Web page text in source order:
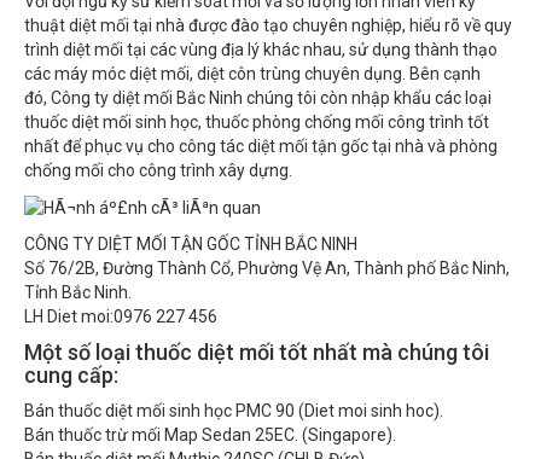
thuật diệt mối tại nhà được đào tạo chuyên nghiệp, hiểu rõ về quy
trình diệt mối tại các vùng địa lý khác nhau, sử dụng thành thạo
các máy móc diệt mối, diệt côn trùng chuyên dụng. Bên cạnh
đó, Công ty diệt mối Bắc Ninh chúng tôi còn nhập khẩu các loại
thuốc diệt mối sinh học, thuốc phòng chống mối công trình tốt
nhất để phục vụ cho công tác diệt mối tận gốc tại nhà và phòng
chống mối cho công trình xây dựng.
CÔNG TY DIỆT MỐI TẬN GỐC TỈNH BẮC NINH
Số 76/2B, Đường Thành Cổ, Phường Vệ An, Thành phố Bắc Ninh,
Tỉnh Bắc Ninh.
LH Diet moi:0976 227 456
Một số loại thuốc diệt mối tốt nhất mà chúng tôi
cung cấp:
Bán thuốc diệt mối sinh học PMC 90 (Diet moi sinh hoc).
Bán thuốc trừ mối Map Sedan 25EC. (Singapore).
Bán thuốc diệt mối Mythic 240SC (CHLB Đức).